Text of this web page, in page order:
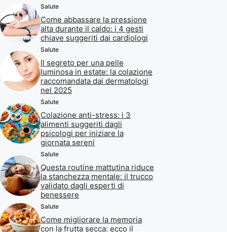
Salute
Come abbassare la pressione
alta durante il caldo: i 4 gesti
chiave suggeriti dai cardiologi
Salute
Il segreto per una pelle
luminosa in estate: la colazione
raccomandata dai dermatologi
nel 2025
Salute
Colazione anti-stress: i 3
alimenti suggeriti dagli
psicologi per iniziare la
giornata sereni
Salute
Questa routine mattutina riduce
la stanchezza mentale: il trucco
validato dagli esperti di
benessere
Salute
Come migliorare la memoria
con la frutta secca: ecco il